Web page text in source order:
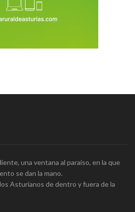
una ventana al paraíso, en la que
se dan la mano.
Asturianos de dentro y fuera de la